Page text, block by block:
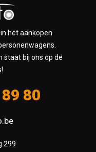
het aankopen
staat bij ons op de
80
299